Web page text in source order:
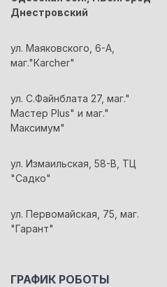
Днестровский
ул. Маяковского, 6-А,
маг."Кarcher"
ул. С.Файнблата 27, маг."
Мастер Plus" и маг."
Максимум"
ул. Измаильская, 58-В, ТЦ
"Садко"
ул. Первомайская, 75, маг.
"Гарант"
ГРАФИК РОБОТЫ